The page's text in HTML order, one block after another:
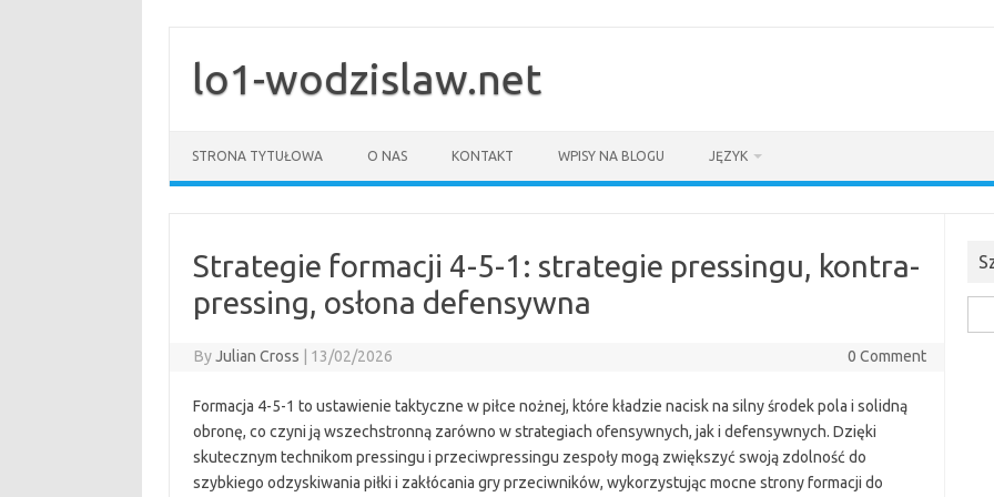
contentlo1-wodzislaw.net
STRONA TYTUŁOWA O NAS KONTAKT WPISY NA BLOGU JĘZYK
Strategie formacji 4-5-1: strategie pressingu, kontra-
pressing, osłona defensywna
ByJulian Cross 13/02/2026 0 Comment
Formacja 4-5-1 to ustawienie taktyczne w piłce nożnej, które kładzie nacisk na silny środek pola i solidną
obronę, co czyni ją wszechstronną zarówno w strategiach ofensywnych, jak i defensywnych. Dzięki
skutecznym technikom pressingu i przeciwpressingu zespoły mogą zwiększyć swoją zdolność do
szybkiego odzyskiwania piłki i zakłócania gry przeciwników, wykorzystując mocne strony formacji do
for: